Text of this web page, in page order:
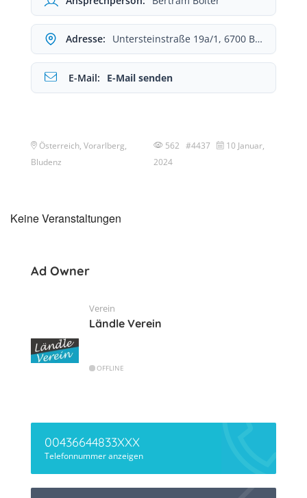
Adresse: Untersteinstraße 19a/1, 6700 Bludenz
E-Mail: E-Mail senden
Österreich, Vorarlberg,
Bludenz
562 #4437
10 Januar,
2024
Keine Veranstaltungen
Ad Owner
Verein
Ländle Verein
OFFLINE
00436644833XXX
Telefonnummer anzeigen